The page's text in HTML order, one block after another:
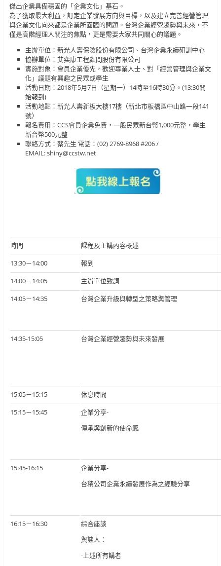
傑出企業具備穩固的「企業文化」基石。
為了獲取最大利益，訂定企業發展方向與目標，以及建立完善經營管理
與企業文化向來都是企業所面臨的問題。台灣企業經營趨勢與未來，不
僅是高階經理人關注的焦點，更是需要大家共同關心的議題。
主辦單位：新光人壽保險股份有限公司、台灣企業永續研訓中心
協辦單位：艾奕康工程顧問股份有限公司
實施對象：會員企業優先，歡迎專業人士、對「經營管理與企業文
化」議題有興趣之民眾或學生
活動日期：2018年5月7日（星期一）14時至16時30分。(13:30開
始報到)
活動地點：新光人壽新板大樓17樓（新北市板橋區中山路一段141
號）
報名費用：CCS會員企業免費，一般民眾新台幣1,000元整，學生
新台幣500元整
聯絡方式：蔡先生 電話：(02) 2769-8968 #206 /
EMAIL: shiny@ccstw.net
時間
課程及主講內容概述
13:30－14:00
報到
14:00－14:05
主辦單位致詞
14:05－14:35
台灣企業升級與轉型之策略與管理
14:35-15:05 台灣企業經營趨勢與未來發展
15:05－15:15
休息時間
15:15－15:45
企業分享-
傳承與創新的使命感
15:45-16:15
企業分享-
台積公司企業永續發展作為之經驗分享
16:15－16:30
綜合座談
與談人：
-上述所有講者